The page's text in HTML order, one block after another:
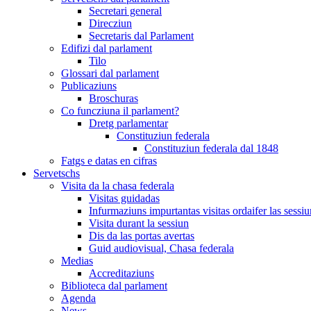
Secretari general
Direcziun
Secretaris dal Parlament
Edifizi dal parlament
Tilo
Glossari dal parlament
Publicaziuns
Broschuras
Co funcziuna il parlament?
Dretg parlamentar
Constituziun federala
Constituziun federala dal 1848
Fatgs e datas en cifras
Servetschs
Visita da la chasa federala
Visitas guidadas
Infurmaziuns impurtantas visitas ordaifer las
Visita durant la sessiun
Dis da las portas avertas
Guid audiovisual, Chasa federala
Medias
Accreditaziuns
Biblioteca dal parlament
Agenda